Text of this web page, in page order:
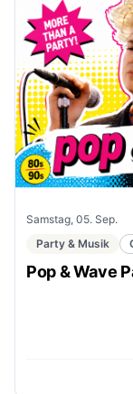
Samstag, 05. Sep.
Party & Musik
Pop & Wave